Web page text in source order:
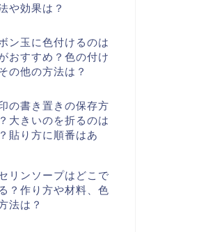
や効果は？
ン玉に色付けるのは
おすすめ？色の付け
の他の方法は？
の書き置きの保存方
大きいのを折るのは
貼り方に順番はあ
リンソープはどこで
？作り方や材料、色
法は？